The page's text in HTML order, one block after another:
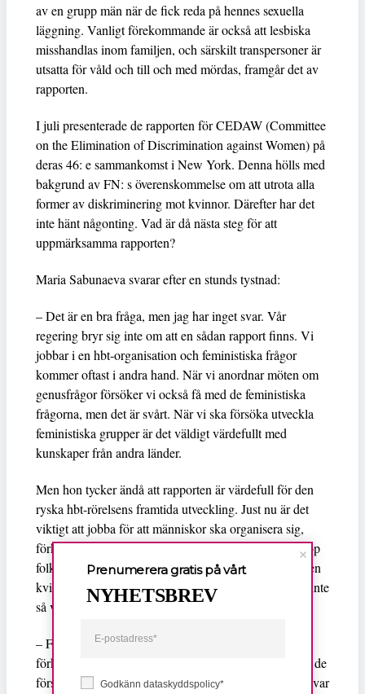
av en grupp män när de fick reda på hennes sexuella
läggning. Vanligt förekommande är också att lesbiska
misshandlas inom familjen, och särskilt transpersoner är
utsatta för våld och till och med mördas, framgår det av
rapporten.
I juli presenterade de rapporten för CEDAW (Committee
on the Elimination of Discrimination against Women) på
deras 46: e sammankomst i New York. Denna hölls med
bakgrund av FN: s överenskommelse om att utrota alla
former av diskriminering mot kvinnor. Därefter har det
inte hänt någonting. Vad är då nästa steg för att
uppmärksamma rapporten?
Maria Sabunaeva svarar efter en stunds tystnad:
– Det är en bra fråga, men jag har inget svar. Vår
regering bryr sig inte om att en sådan rapport finns. Vi
jobbar i en hbt-organisation och feministiska frågor
kommer oftast i andra hand. När vi anordnar möten om
genusfrågor försöker vi också få med de feministiska
frågorna, men det är svårt. När vi ska försöka utveckla
feministiska grupper är det väldigt värdefullt med
kunskaper från andra länder.
Men hon tycker ändå att rapporten är värdefull för den
ryska hbt-rörelsens framtida utveckling. Just nu är det
viktigt att jobba för att människor ska organisera sig,
förklarar hon och suckar över hur svårt det är att få ihop
folk. Några enstaka aktivister finns dock, exempelvis en
kvinna som ordnat en fantastisk hemsida, men den är inte
så välbesökt.
– Först av allt måste vi arbeta med genusfrågor och
förklara för folk att det finns ett problem, och först när de
förstår att problemet faktiskt existerar och tar det på allvar
Godkänn dataskyddspolicy*
Prenumerera gratis på vårt
NYHETSBREV